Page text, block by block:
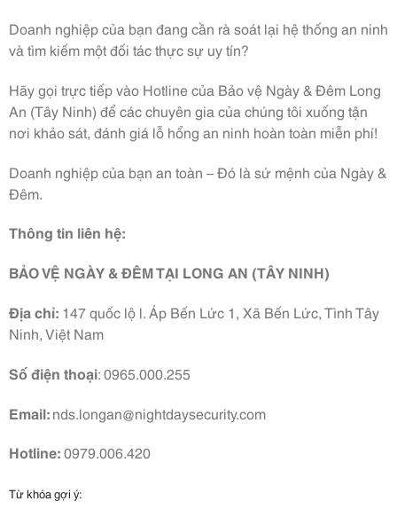
Doanh nghiệp của bạn đang cần rà soát lại hệ thống an ninh
và tìm kiếm một đối tác thực sự uy tín?
Hãy gọi trực tiếp vào Hotline của Bảo vệ Ngày & Đêm Long
An (Tây Ninh) để các chuyên gia của chúng tôi xuống tận
nơi khảo sát, đánh giá lỗ hổng an ninh hoàn toàn miễn phí!
Doanh nghiệp của bạn an toàn – Đó là sứ mệnh của Ngày &
Đêm.
Thông tin liên hệ:
BẢO VỆ NGÀY & ĐÊM TẠI LONG AN (TÂY NINH)
Địa chỉ: 147 quốc lộ l. Áp Bến Lức 1, Xã Bến Lức, Tình Tây
Ninh, Việt Nam
Số điện thoại: 0965.000.255
Email:nds.longan@nightdaysecurity.com
Hotline:0979.006.420
Từ khóa gợi ý: